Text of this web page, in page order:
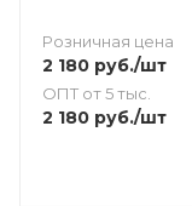
Розничная цена
2 180 руб./шт
ОПТ от 5 тыс.
2 180 руб./шт